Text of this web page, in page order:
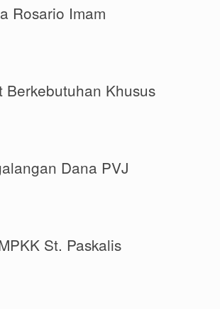
Rosario Imam
Berkebutuhan Khusus
Dana PVJ
St. Paskalis